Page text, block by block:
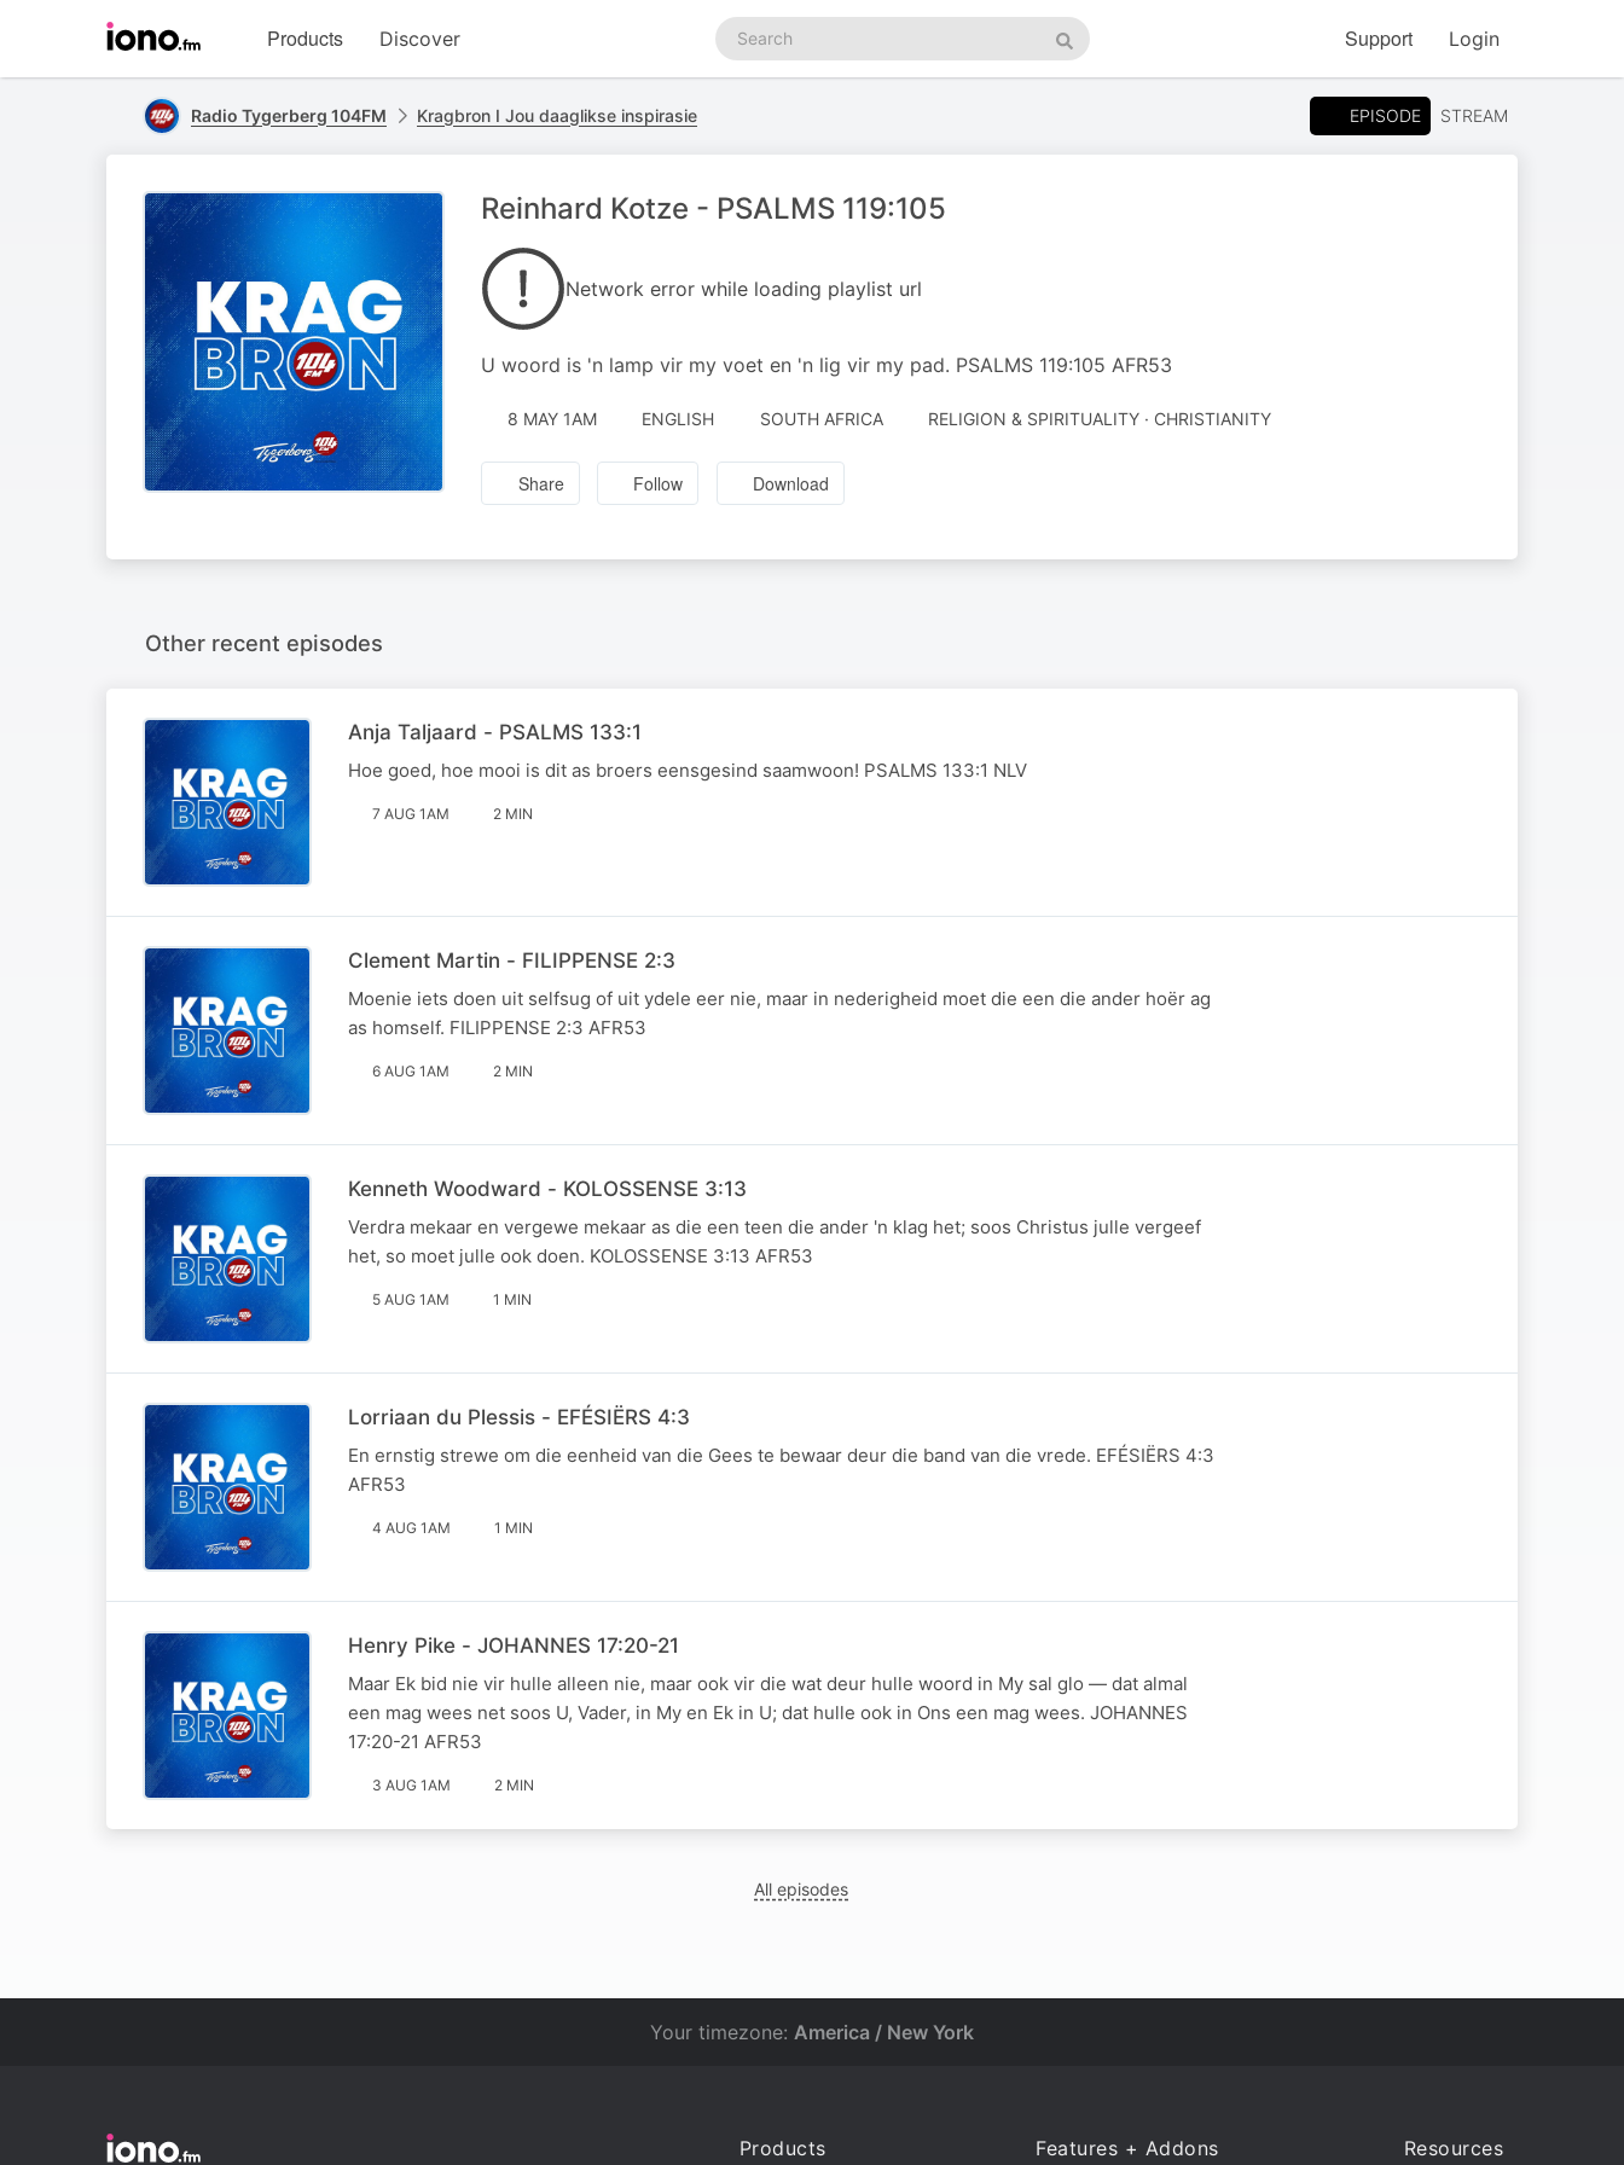
homepage
Products Discover
Search
podcasts
Search
Support Login
Radio Tygerberg 104FM Kragbron I Jou daaglikse inspirasie EPISODE STREAM
Reinhard Kotze - PSALMS 119:105
Network error while loading playlist url
U woord is 'n lamp vir my voet en 'n lig vir my pad. PSALMS 119:105 AFR53
8 MAY 1AM ENGLISH SOUTH AFRICA RELIGION & SPIRITUALITY · CHRISTIANITY
Share Follow Download
Other recent episodes
Anja Taljaard - PSALMS 133:1
Hoe goed, hoe mooi is dit as broers eensgesind saamwoon! PSALMS 133:1 NLV
7 AUG 1AM 2 MIN
Clement Martin - FILIPPENSE 2:3
Moenie iets doen uit selfsug of uit ydele eer nie, maar in nederigheid moet die een die ander hoër ag
as homself. FILIPPENSE 2:3 AFR53
6 AUG 1AM 2 MIN
Kenneth Woodward - KOLOSSENSE 3:13
Verdra mekaar en vergewe mekaar as die een teen die ander 'n klag het; soos Christus julle vergeef
het, so moet julle ook doen. KOLOSSENSE 3:13 AFR53
5 AUG 1AM 1 MIN
Lorriaan du Plessis - EFÉSIËRS 4:3
En ernstig strewe om die eenheid van die Gees te bewaar deur die band van die vrede. EFÉSIËRS 4:3
AFR53
4 AUG 1AM 1 MIN
Henry Pike - JOHANNES 17:20-21
Maar Ek bid nie vir hulle alleen nie, maar ook vir die wat deur hulle woord in My sal glo — dat almal
een mag wees net soos U, Vader, in My en Ek in U; dat hulle ook in Ons een mag wees. JOHANNES
17:20-21 AFR53
3 AUG 1AM 2 MIN
All episodes
Your timezone: America / New York
Products Features + Addons Resources